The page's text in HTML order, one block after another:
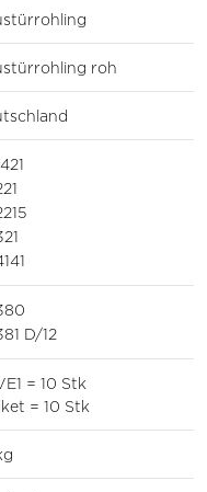
roh
D/12
= 10 Stk
= 10 Stk